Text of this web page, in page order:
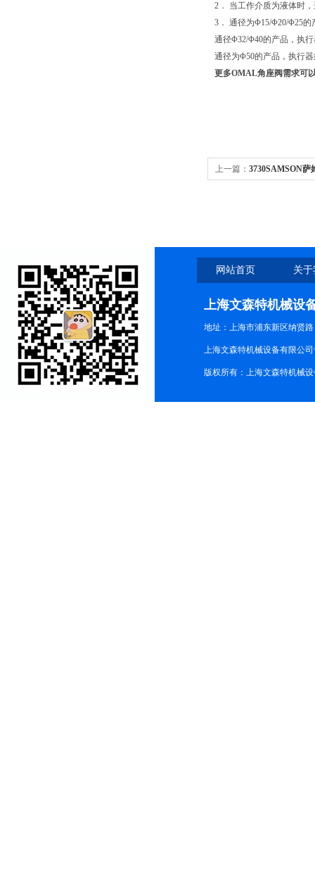
2． 当工作介质为液体时
3． 通径为Φ15/Φ20/Φ25的
通径Φ32/Φ40的产品，执
通径为Φ50的产品，执行
更多OMAL角座阀需求可
上一篇： 3730SAMSON萨
网站首页 关
上海文森特机械设
地址：上海市浦东新区纳贤路
上海文森特机械设备有限公
版权所有：上海文森特机械